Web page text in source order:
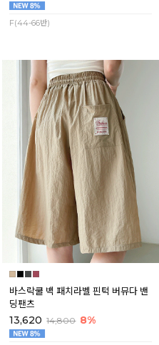
F(44-66반)
바스락쿨 백 패치라벨 핀턱 버뮤다 밴
딩팬츠
13,620 14,800 8%